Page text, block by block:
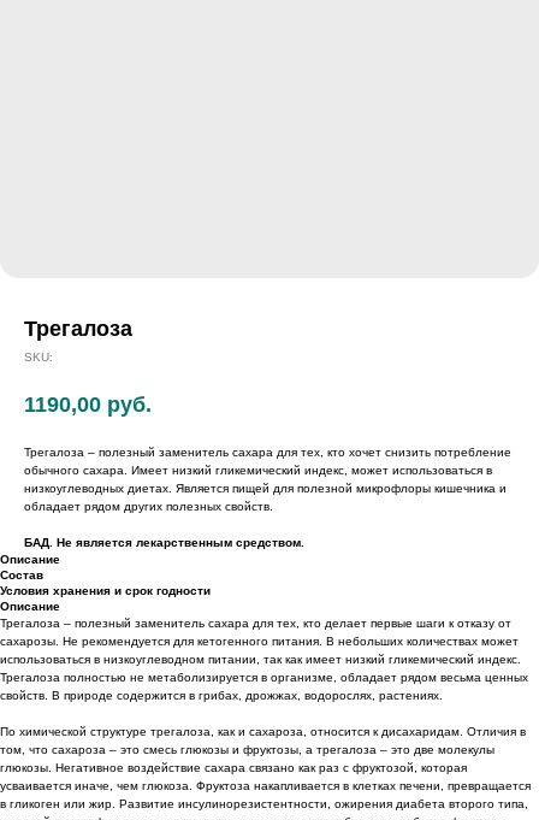
Трегалоза
SKU:
1190,00 руб.
Трегалоза – полезный заменитель сахара для тех, кто хочет снизить потребление
обычного сахара. Имеет низкий гликемический индекс, может использоваться в
низкоуглеводных диетах. Является пищей для полезной микрофлоры кишечника и
обладает рядом других полезных свойств.
БАД. Не является лекарственным средством.
Описание
Состав
Условия хранения и срок годности
Описание
Трегалоза – полезный заменитель сахара для тех, кто делает первые шаги к отказу от
сахарозы. Не рекомендуется для кетогенного питания. В небольших количествах может
использоваться в низкоуглеводном питании, так как имеет низкий гликемический индекс.
Трегалоза полностью не метаболизируется в организме, обладает рядом весьма ценных
свойств. В природе содержится в грибах, дрожжах, водорослях, растениях.
По химической структуре трегалоза, как и сахароза, относится к дисахаридам. Отличия в
том, что сахароза – это смесь глюкозы и фруктозы, а трегалоза – это две молекулы
глюкозы. Негативное воздействие сахара связано как раз с фруктозой, которая
усваивается иначе, чем глюкоза. Фруктоза накапливается в клетках печени, превращается
в гликоген или жир. Развитие инсулинорезистентности, ожирения диабета второго типа,